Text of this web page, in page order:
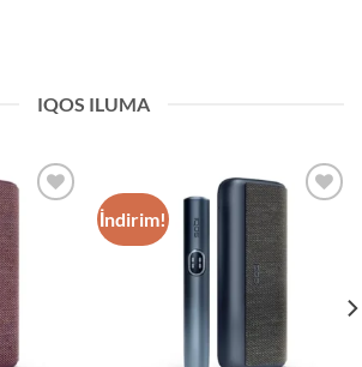
IQOS ILUMA
İndirim!